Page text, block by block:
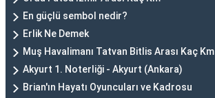
En güçlü sembol nedir?
Erlik Ne Demek
Muş Havalimanı Tatvan Bitlis Arası Kaç Km
Akyurt 1. Noterliği - Akyurt (Ankara)
Brian'ın Hayatı Oyuncuları ve Kadrosu